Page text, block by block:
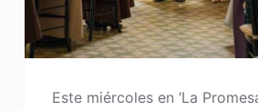
Este miércoles en ‘La